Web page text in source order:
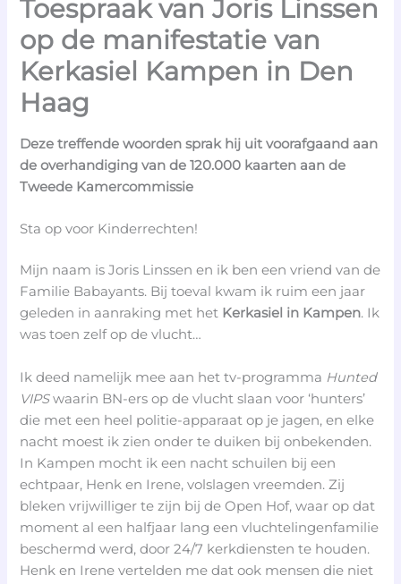
Toespraak van Joris Linssen
op de manifestatie van
Kerkasiel Kampen in Den
Haag
Deze treffende woorden sprak hij uit voorafgaand aan
de overhandiging van de 120.000 kaarten aan de
Tweede Kamercommissie
Sta op voor Kinderrechten!
Mijn naam is Joris Linssen en ik ben een vriend van de
Familie Babayants. Bij toeval kwam ik ruim een jaar
geleden in aanraking met het Kerkasiel in Kampen. Ik
was toen zelf op de vlucht…
Ik deed namelijk mee aan het tv-programma Hunted
VIPSwaarin BN-ers op de vlucht slaan voor ‘hunters’
die met een heel politie-apparaat op je jagen, en elke
nacht moest ik zien onder te duiken bij onbekenden.
In Kampen mocht ik een nacht schuilen bij een
echtpaar, Henk en Irene, volslagen vreemden. Zij
bleken vrijwilliger te zijn bij de Open Hof, waar op dat
moment al een halfjaar lang een vluchtelingenfamilie
beschermd werd, door 24/7 kerkdiensten te houden.
Henk en Irene vertelden me dat ook mensen die niet